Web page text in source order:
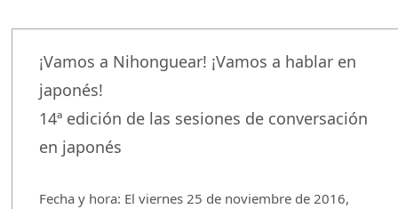
¡Vamos a Nihonguear! ¡Vamos a hablar en
japonés!
14ª edición de las sesiones de conversación
en japonés
Fecha y hora: El viernes 25 de noviembre de 2016,